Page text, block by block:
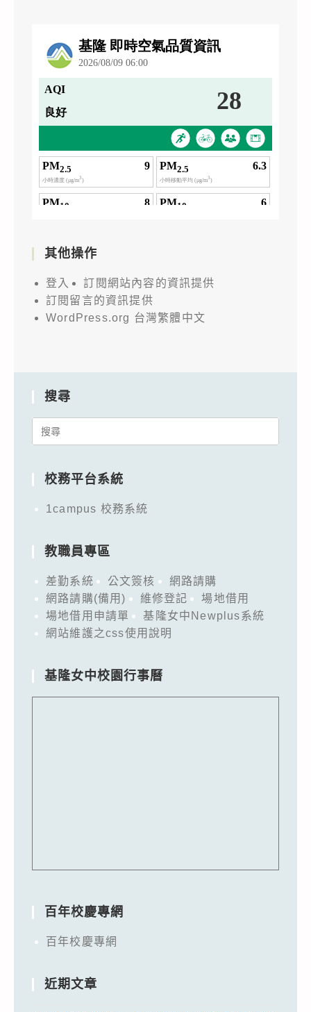
照。
生
踴
名
加，
其他操作
登入
訂閱網站內容的資訊提供
訂閱留言的資訊提供
WordPress.org 台灣繁體中文
搜尋
Search
校務平台系統
1campus 校務系統
教職員專區
差勤系統 公文簽核
網路請購
網路請購(備用)
維修登記
場地借用
場地借用申請單
基隆女中Newplus系統
網站維護之css使用說明
基隆女中校園行事曆
百年校慶專網
百年校慶專網
近期文章